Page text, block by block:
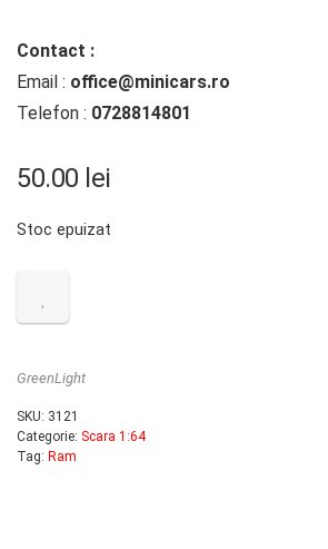
Contact :
Email : office@minicars.ro
Telefon : 0728814801
50.00 lei
Stoc epuizat
GreenLight
SKU: 3121
Categorie: Scara 1:64
Tag: Ram